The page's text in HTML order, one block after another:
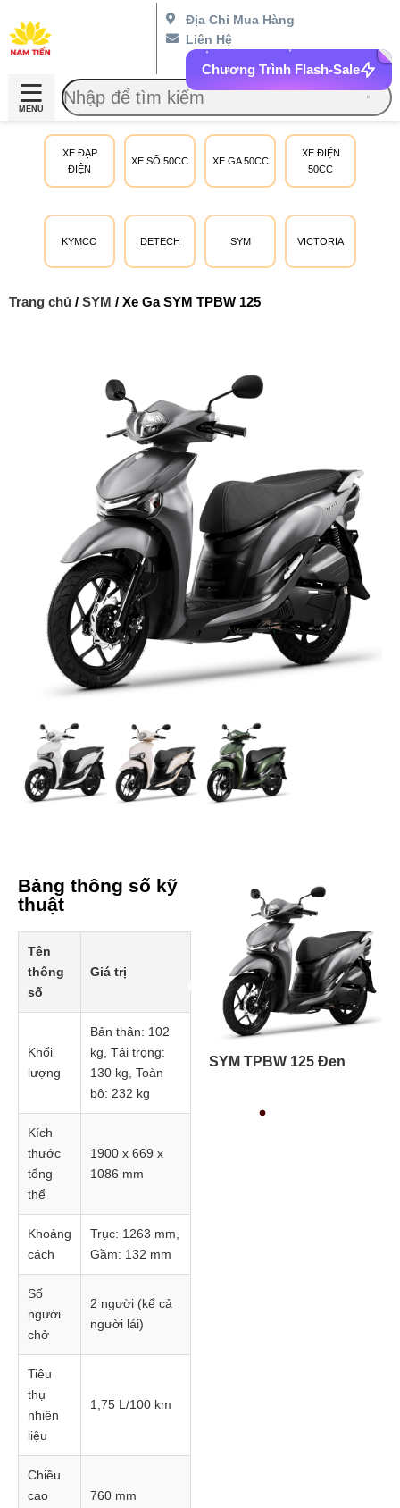
Địa Chỉ Mua Hàng
Liên Hệ
Chương Trình Flash-Sale
MENU
XE ĐẠP
ĐIỆN
XE SỐ 50CC XE GA 50CC
XE ĐIỆN
50CC
KYMCO DETECH SYM VICTORIA
Trang chủ / SYM / Xe Ga SYM TPBW 125
Bảng thông số kỹ
thuật
Tên
thông
số
Giá trị
Khối
lượng
Bản thân: 102
kg, Tải trọng:
130 kg, Toàn
bộ: 232 kg
Kích
thước
tổng
thể
1900 x 669 x
1086 mm
Khoảng
cách
Trục: 1263 mm,
Gầm: 132 mm
Số
người
chở
2 người (kể cả
người lái)
Tiêu
thụ
nhiên
liệu
1,75 L/100 km
Chiều
cao
760 mm
TPBW 125 Xanh
SYM TPBW 125 Đen
SYM